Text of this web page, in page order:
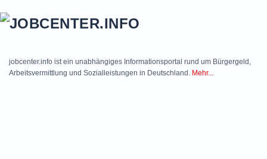
jobcenter.info ist ein unabhängiges Informationsportal rund um Bürgergeld,
Arbeitsvermittlung und Sozialleistungen in Deutschland. Mehr...